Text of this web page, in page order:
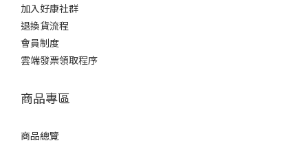
加入好康社群
退換貨流程
會員制度
雲端發票領取程序
商品專區
商品總覽